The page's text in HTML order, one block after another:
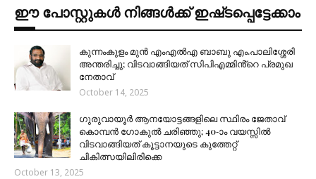
ഈ പോസ്റ്റുകൾ നിങ്ങൾക്ക് ഇഷ്‌‌ടപ്പെട്ടേക്കാം
കുന്നംകുളം മുൻ എംഎൽഎ ബാബു എം.പാലിശ്ശേരി
അന്തരിച്ചു; വിടവാങ്ങിയത് സിപിഎമ്മിൻ്റെ പ്രമുഖ
നേതാവ്
October 14, 2025
ഗുരുവായൂർ ആനയോട്ടങ്ങളിലെ സ്ഥിരം ജേതാവ്
കൊമ്പൻ ഗോകുൽ ചരിഞ്ഞു; 40-ാം വയസ്സിൽ
വിടവാങ്ങിയത് കൂട്ടാനയുടെ കുത്തേറ്റ്
ചികിത്സയിലിരിക്കെ
October 13, 2025